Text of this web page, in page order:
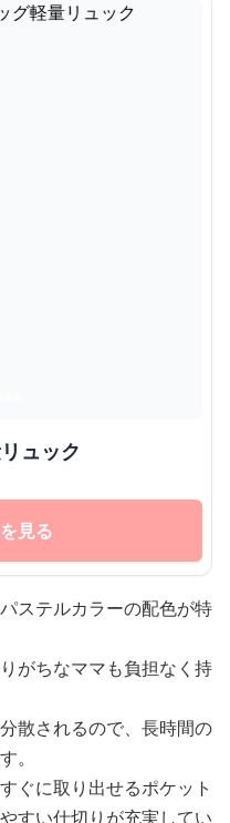
ュック
見る
ステルカラーの配色が特
がちなママも負担なく持
散されるので、長時間の
。
ぐに取り出せるポケット
すい仕切りが充実してい